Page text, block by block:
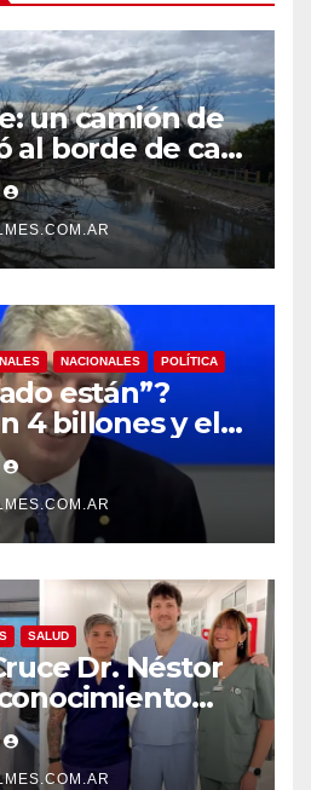
un camión de
al borde de caer
Piedras
NACIONALES POLÍTICA
están”?
4 billones y el
BCRA
una risita
SALUD
Dr. Néstor
a la calidad de